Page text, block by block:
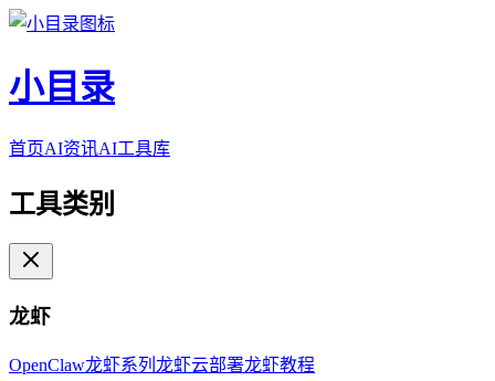
小目录
首页AI资讯AI工具库
工具类别
龙虾
OpenClaw龙虾系列 龙虾云部署龙虾教程